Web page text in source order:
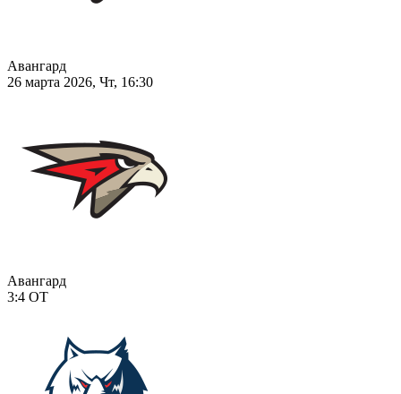
Авангард
26 марта 2026, Чт, 16:30
Авангард
3:4 ОТ